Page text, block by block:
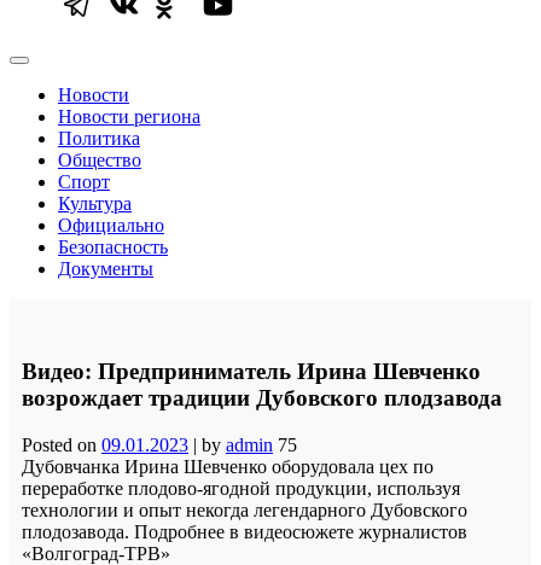
Новости
Новости региона
Политика
Общество
Спорт
Культура
Официально
Безопасность
Документы
Видео: Предприниматель Ирина Шевченко
возрождает традиции Дубовского плодзавода
Posted on 09.01.2023 | by admin 75
Дубовчанка Ирина Шевченко оборудовала цех по
переработке плодово-ягодной продукции, используя
технологии и опыт некогда легендарного Дубовского
плодозавода. Подробнее в видеосюжете журналистов
«Волгоград-ТРВ»